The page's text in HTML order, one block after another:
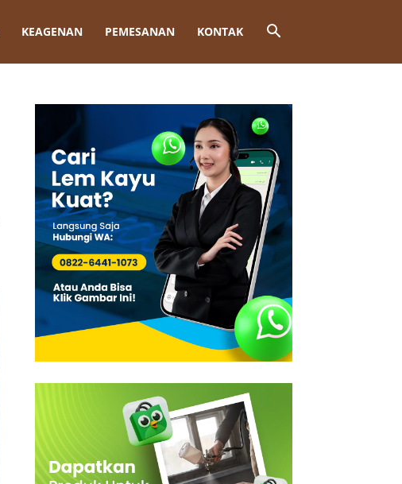
KEAGENAN PEMESANAN KONTAK